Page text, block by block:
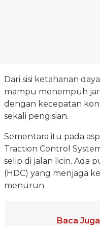
Dari sisi ketahanan
mampu menempuh
dengan kecepatan
sekali pengisian.
Sementara itu pada
Traction Control
selip di jalan licin. Ada
(HDC) yang menjaga
menurun.
Baca Juga